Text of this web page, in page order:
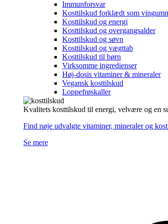
Immunforsvar
Kosttilskud forklædt som
Kosttilskud og energi
Kosttilskud og overgangsalder
Kosttilskud og søvn
Kosttilskud og vægttab
Kosttilskud til børn
Virksomme ingredienser
Høj-dosis vitaminer & mineraler
Vegansk kosttilskud
Loppefrøskaller
Kvalitets kosttilskud til energi, velvære og en
Find nøje udvalgte vitaminer, mineraler og
Se mere